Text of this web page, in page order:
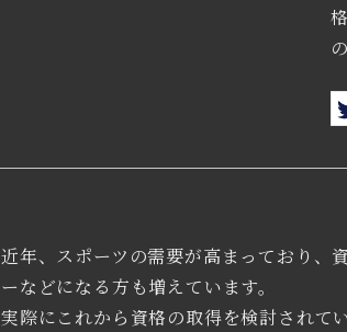
近年、スポーツの需要が高まっており、
ーなどになる方も増えています。
実際にこれから資格の取得を検討されて